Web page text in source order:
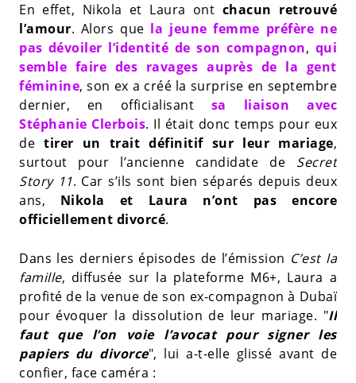
En effet, Nikola et Laura ont chacun retrouvé
l’amour. Alors que la jeune femme préfère ne
pas dévoiler l’identité de son compagnon, qui
semble faire des ravages auprès de la gent
féminine, son ex a créé la surprise en septembre
dernier, en officialisant sa liaison avec
Stéphanie Clerbois. Il était donc temps pour eux
de tirer un trait définitif sur leur mariage,
surtout pour l’ancienne candidate de Secret
Story 11. Car s’ils sont bien séparés depuis deux
ans, Nikola et Laura n’ont pas encore
officiellement divorcé.
Dans les derniers épisodes de l’émission C’est la
famille, diffusée sur la plateforme M6+, Laura a
profité de la venue de son ex-compagnon à Dubaï
pour évoquer la dissolution de leur mariage. "Il
faut que l’on voie l’avocat pour signer les
papiers du divorce", lui a-t-elle glissé avant de
confier, face caméra :